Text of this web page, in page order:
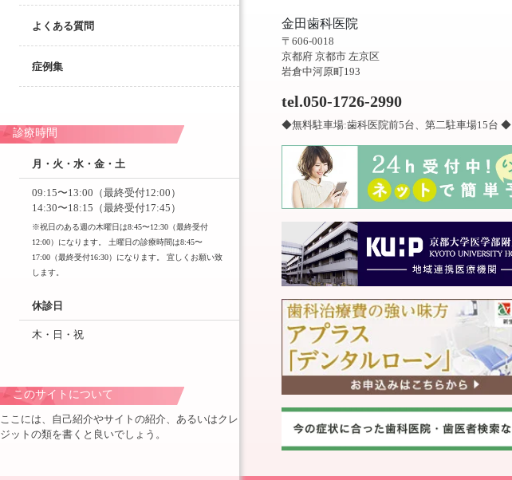
よくある質問
症例集
診療時間
月・火・水・金・土
09:15〜13:00（最終受付12:00）
14:30〜18:15（最終受付17:45）
※祝日のある週の木曜日は8:45〜12:30（最終受付
12:00）になります。 土曜日の診療時間は8:45〜
17:00（最終受付16:30）になります。 宜しくお願い致
します。
休診日
木・日・祝
このサイトについて
ここには、自己紹介やサイトの紹介、あるいはクレ
ジットの類を書くと良いでしょう。
金田歯科医院
〒606-0018
京都府 京都市 左京区
岩倉中河原町193
tel.050-1726-2990
◆無料駐車場:歯科医院前5台、第二駐車場15台 ◆